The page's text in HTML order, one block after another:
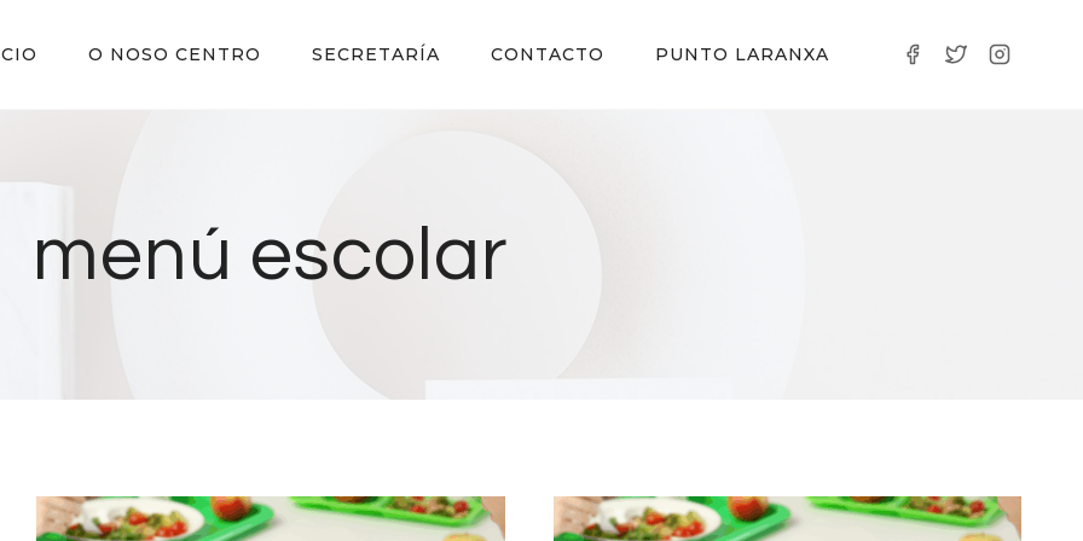
O NOSO CENTRO SECRETARÍA CONTACTO PUNTO LARANXA
menú escolar